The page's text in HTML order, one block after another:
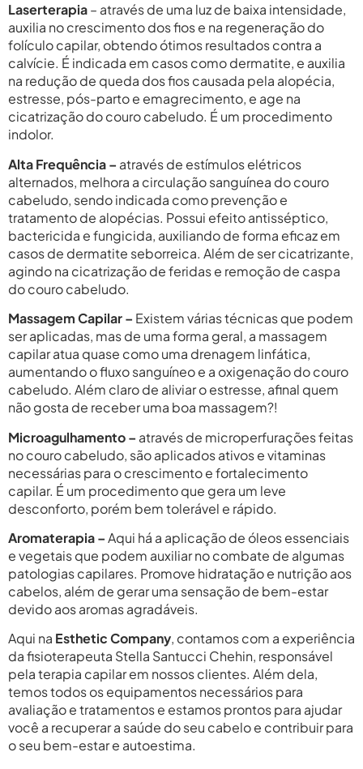
Laserterapia– através de uma luz de baixa intensidade,
auxilia no crescimento dos fios e na regeneração do
folículo capilar, obtendo ótimos resultados contra a
calvície. É indicada em casos como dermatite, e auxilia
na redução de queda dos fios causada pela alopécia,
estresse, pós-parto e emagrecimento, e age na
cicatrização do couro cabeludo. É um procedimento
indolor.
Alta Frequência – através de estímulos elétricos
alternados, melhora a circulação sanguínea do couro
cabeludo, sendo indicada como prevenção e
tratamento de alopécias. Possui efeito antisséptico,
bactericida e fungicida, auxiliando de forma eficaz em
casos de dermatite seborreica. Além de ser cicatrizante,
agindo na cicatrização de feridas e remoção de caspa
do couro cabeludo.
Massagem Capilar – Existem várias técnicas que podem
ser aplicadas, mas de uma forma geral, a massagem
capilar atua quase como uma drenagem linfática,
aumentando o fluxo sanguíneo e a oxigenação do couro
cabeludo. Além claro de aliviar o estresse, afinal quem
não gosta de receber uma boa massagem?!
Microagulhamento – através de microperfurações feitas
no couro cabeludo, são aplicados ativos e vitaminas
necessárias para o crescimento e fortalecimento
capilar. É um procedimento que gera um leve
desconforto, porém bem tolerável e rápido.
Aromaterapia –Aqui há a aplicação de óleos essenciais
e vegetais que podem auxiliar no combate de algumas
patologias capilares. Promove hidratação e nutrição aos
cabelos, além de gerar uma sensação de bem-estar
devido aos aromas agradáveis.
Aqui na Esthetic Company, contamos com a experiência
da fisioterapeuta Stella Santucci Chehin, responsável
pela terapia capilar em nossos clientes. Além dela,
temos todos os equipamentos necessários para
avaliação e tratamentos e estamos prontos para ajudar
você a recuperar a saúde do seu cabelo e contribuir para
o seu bem-estar e autoestima.